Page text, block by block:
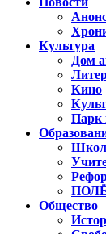
Культура
Дом
Кино
Парк
Общество